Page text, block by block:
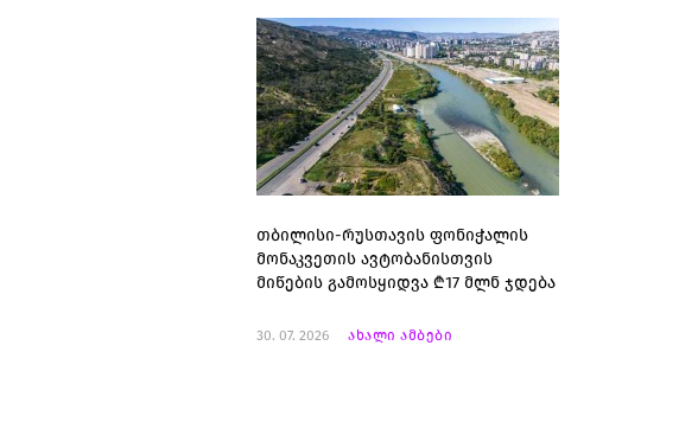
თბილისი-რუსთავის ფონიჭალის
მონაკვეთის ავტობანისთვის
მიწების გამოსყიდვა ₾17 მლნ ჯდება
30. 07. 2026 ახალი ამბები